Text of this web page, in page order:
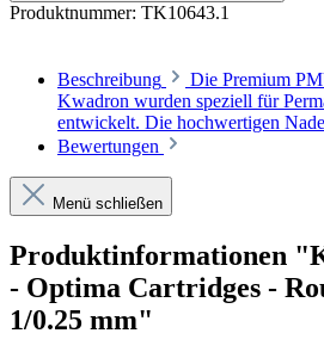
Produktnummer: TK10643.1
Beschreibung
Die Premium
Kwadron wurden speziell für
entwickelt. Die hochwertigen
Bewertungen
Menü schließen
Produktinformationen
- Optima Cartridges -
1/0.25 mm"